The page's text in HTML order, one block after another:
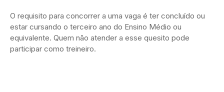
O requisito para concorrer a uma vaga é ter concluído ou
estar cursando o terceiro ano do Ensino Médio ou
equivalente. Quem não atender a esse quesito pode
participar como treineiro.